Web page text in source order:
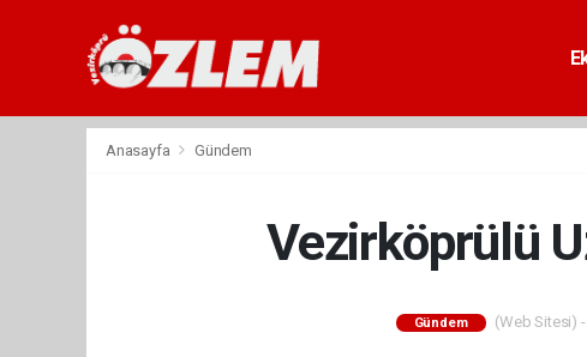
Anasayfa Gündem
Vezirköprülü
Gündem (Web Sitesi)